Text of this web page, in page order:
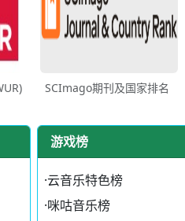
SCImago期刊及国家排名
游戏榜
·云音乐特色榜
·咪咕音乐榜